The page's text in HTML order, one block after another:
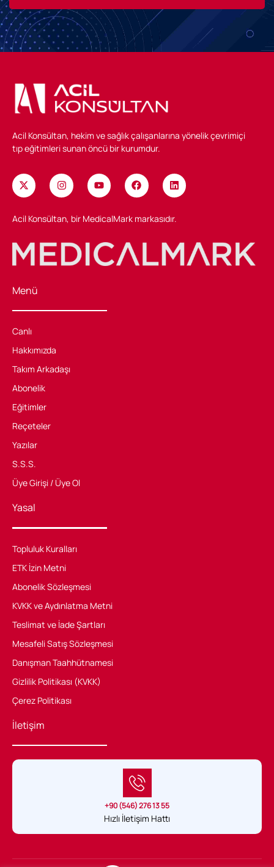
Acil Konsültan, hekim ve sağlık çalışanlarına yönelik çevrimiçi
tıp eğitimleri sunan öncü bir kurumdur.
Acil Konsültan, bir MedicalMark markasıdır.
Menü
Canlı
Hakkımızda
Takım Arkadaşı
Abonelik
Eğitimler
Reçeteler
Yazılar
S.S.S.
Üye Girişi / Üye Ol
Yasal
Topluluk Kuralları
ETK İzin Metni
Abonelik Sözleşmesi
KVKK ve Aydınlatma Metni
Teslimat ve İade Şartları
Mesafeli Satış Sözleşmesi
Danışman Taahhütnamesi
Gizlilik Politikası (KVKK)
Çerez Politikası
İletişim
+90 (546) 276 13 55
Hızlı İletişim Hattı